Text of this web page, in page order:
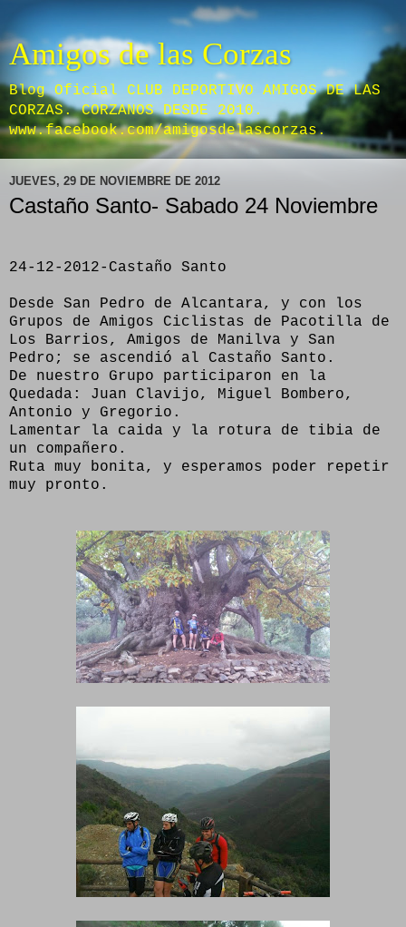
Amigos de las Corzas
Blog Oficial CLUB DEPORTIVO AMIGOS DE LAS
CORZAS. CORZANOS DESDE 2010.
www.facebook.com/amigosdelascorzas.
JUEVES, 29 DE NOVIEMBRE DE 2012
Castaño Santo- Sabado 24 Noviembre
24-12-2012-Castaño Santo
Desde San Pedro de Alcantara, y con los
Grupos de Amigos Ciclistas de Pacotilla de
Los Barrios, Amigos de Manilva y San
Pedro; se ascendió al Castaño Santo.
De nuestro Grupo participaron en la
Quedada: Juan Clavijo, Miguel Bombero,
Antonio y Gregorio.
Lamentar la caida y la rotura de tibia de
un compañero.
Ruta muy bonita, y esperamos poder repetir
muy pronto.